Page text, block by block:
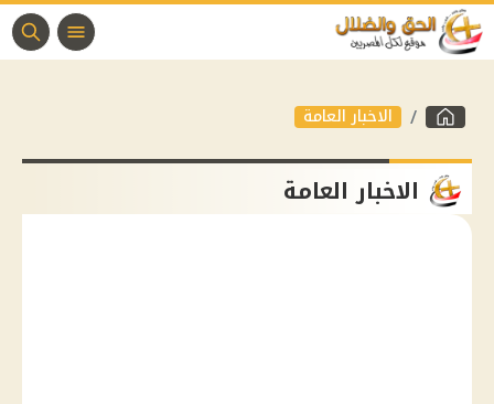
الاخبار العامة
الاخبار العامة